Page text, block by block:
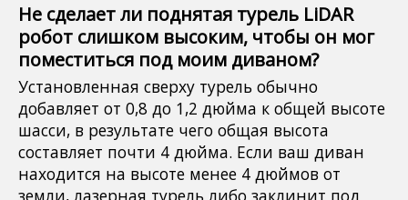
Не сделает ли поднятая турель LiDAR
робот слишком высоким, чтобы он мог
поместиться под моим диваном?
Установленная сверху турель обычно
добавляет от 0,8 до 1,2 дюйма к общей высоте
шасси, в результате чего общая высота
составляет почти 4 дюйма. Если ваш диван
находится на высоте менее 4 дюймов от
земли, лазерная турель либо заклинит под